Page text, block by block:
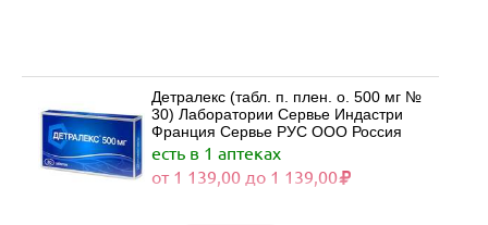
Детралекс (табл. п. плен. о. 500 мг №
30) Лаборатории Сервье Индастри
Франция Сервье РУС ООО Россия
есть в 1 аптеках
от 1 139,00 до 1 139,00